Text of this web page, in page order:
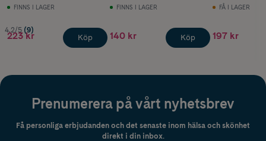
FINNS I LAGER
4.2/5 (9)
223 kr Köp
FINNS I LAGER
140 kr Köp
FÅ I LAGER
197 kr
Prenumerera på vårt nyhetsbrev
Få personliga erbjudanden och det senaste inom hälsa och skönhet
direkt i din inbox.